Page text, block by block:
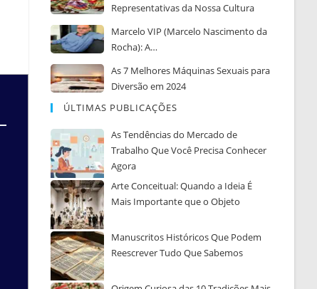
Representativas da Nossa Cultura
Marcelo VIP (Marcelo Nascimento da
Rocha): A…
As 7 Melhores Máquinas Sexuais para
Diversão em 2024
ÚLTIMAS PUBLICAÇÕES
As Tendências do Mercado de
Trabalho Que Você Precisa Conhecer
Agora
Arte Conceitual: Quando a Ideia É
Mais Importante que o Objeto
Manuscritos Históricos Que Podem
Reescrever Tudo Que Sabemos